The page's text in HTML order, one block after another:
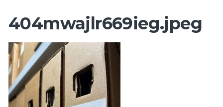
404mwajlr669ieg.jpeg